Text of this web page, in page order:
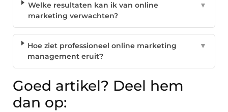
Welke resultaten kan ik van online
marketing verwachten?
▼
Hoe ziet professioneel online marketing
management eruit?
▼
Goed artikel? Deel hem
dan op: